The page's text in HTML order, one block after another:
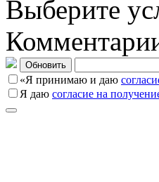
Выберите
Обновить
«Я принимаю и даю
Я даю согласие на